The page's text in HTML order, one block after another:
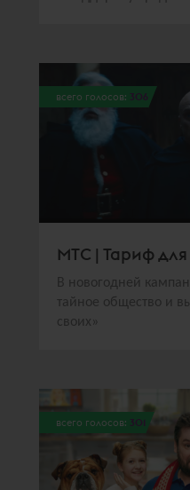
всего голосов: 306
МТС | Тариф для
В новогодней
тайное общество и
своих»
всего голосов: 301